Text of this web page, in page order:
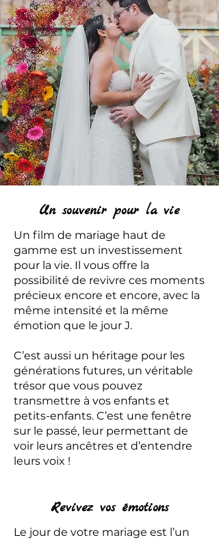
Un souvenir pour la vie
Un film de mariage haut de
gamme est un investissement
pour la vie. Il vous offre la
possibilité de revivre ces moments
précieux encore et encore, avec la
même intensité et la même
émotion que le jour J.
C’est aussi un héritage pour les
générations futures, un véritable
trésor que vous pouvez
transmettre à vos enfants et
petits-enfants. C’est une fenêtre
sur le passé, leur permettant de
voir leurs ancêtres et d’entendre
leurs voix !
Revivez vos émotions
Le jour de votre mariage est l’un